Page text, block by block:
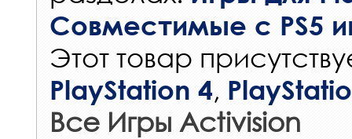
Совместимые с PS5
Этот товар
PlayStation 4,
Все Игры Activision